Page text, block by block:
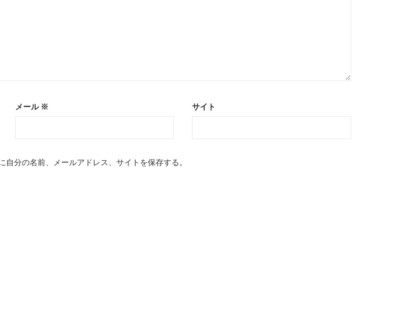
メール ※ サイト
分の名前、メールアドレス、サイトを保存する。